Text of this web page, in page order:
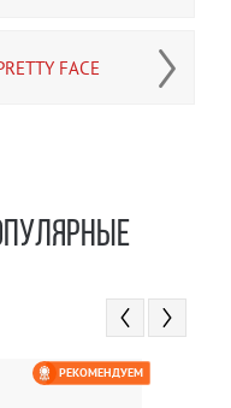
FACE
РЕКОМЕНДУЕМ